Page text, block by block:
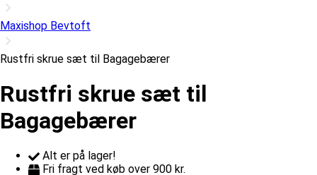
Maxishop Bevtoft
Rustfri skrue sæt til Bagagebærer
Rustfri skrue sæt til
Bagagebærer
Alt er på lager!
Fri fragt ved køb over 900 kr.